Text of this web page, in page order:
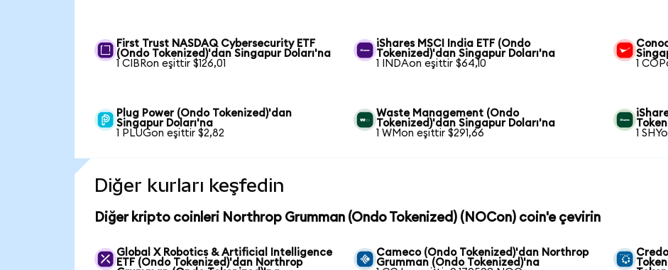
First Trust NASDAQ Cybersecurity ETF
(Ondo Tokenized)'dan Singapur Doları'na
1 CIBRon eşittir $126,01
iShares MSCI India ETF (Ondo
Tokenized)'dan Singapur Doları'na
1 INDAon eşittir $64,10
1
Plug Power (Ondo Tokenized)'dan
Singapur Doları'na
1 PLUGon eşittir $2,82
Waste Management (Ondo
Tokenized)'dan Singapur Doları'na
1 WMon eşittir $291,66
1
Diğer kurları keşfedin
Diğer kripto coinleri Northrop Grumman (Ondo Tokenized) (NOCon) coin'e çevirin
Global X Robotics & Artificial Intelligence
ETF (Ondo Tokenized)'dan Northrop
Cameco (Ondo Tokenized)'dan Northrop
Grumman (Ondo Tokenized)'na